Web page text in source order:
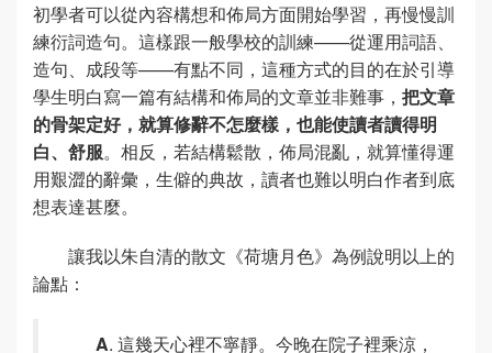
初學者可以從內容構想和佈局方面開始學習，再慢慢訓
練衍詞造句。這樣跟一般學校的訓練——從運用詞語、
造句、成段等——有點不同，這種方式的目的在於引導
學生明白寫一篇有結構和佈局的文章並非難事， 把文章
的骨架定好，就算修辭不怎麼樣，也能使讀者讀得明
白、舒服。相反，若結構鬆散，佈局混亂，就算懂得運
用艱澀的辭彙，生僻的典故，讀者也難以明白作者到底
想表達甚麼。
讓我以朱自清的散文《荷塘月色》為例說明以上的
論點：
A. 這幾天心裡不寧靜。今晚在院子裡乘涼，